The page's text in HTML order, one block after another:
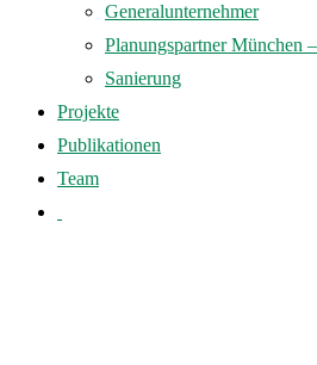
Generalunternehmer
Planungspartner München
Sanierung
Projekte
Publikationen
Team